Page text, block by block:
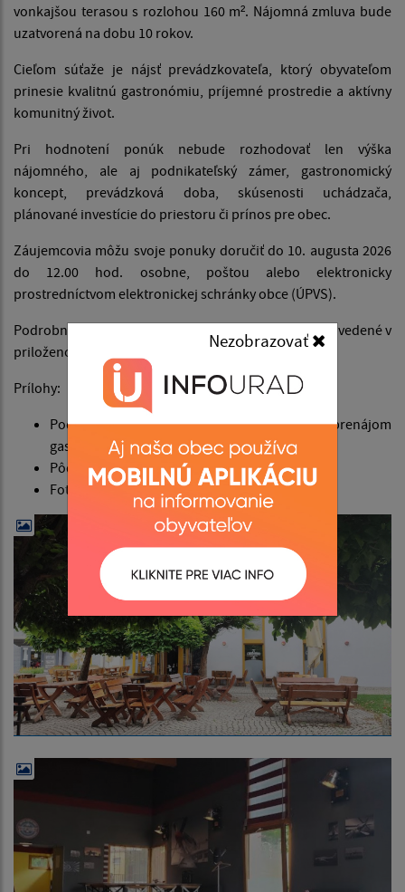
Nezobrazovať
vonkajšou terasou s rozlohou 160 m². Nájomná zmluva bude
uzatvorená na dobu 10 rokov.
Cieľom súťaže je nájsť prevádzkovateľa, ktorý obyvateľom
prinesie kvalitnú gastronómiu, príjemné prostredie a aktívny
komunitný život.
Pri hodnotení ponúk nebude rozhodovať len výška
nájomného, ale aj podnikateľský zámer, gastronomický
koncept, prevádzková doba, skúsenosti uchádzača,
plánované investície do priestoru či prínos pre obec.
Záujemcovia môžu svoje ponuky doručiť do 10. augusta 2026
do 12.00 hod. osobne, poštou alebo elektronicky
prostredníctvom elektronickej schránky obce (ÚPVS).
Podrobné podmienky obchodnej verejnej súťaže sú uvedené v
priloženom dokumente.
Prílohy:
Podmienky obchodnej verejnej súťaže na prenájom
gastro prevádzky v Centre obce.
Pôdorys
Foto (zdroj: google maps)